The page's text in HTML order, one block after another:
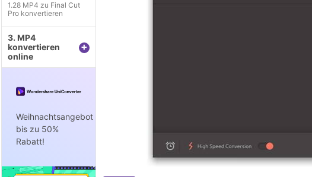
1.28 MP4 zu Final Cut
Pro konvertieren
3. MP4
konvertieren
online
+
Weihnachtsangebot
bis zu 50%
Rabatt!